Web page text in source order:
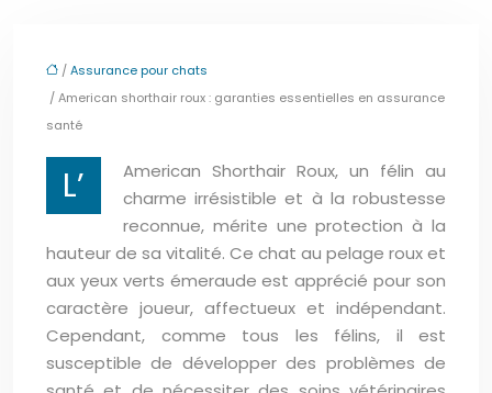
/Assurance pour chats
/ American shorthair roux : garanties essentielles en assurance
santé
L’
American Shorthair Roux, un félin au
charme irrésistible et à la robustesse
reconnue, mérite une protection à la
hauteur de sa vitalité. Ce chat au pelage roux et
aux yeux verts émeraude est apprécié pour son
caractère joueur, affectueux et indépendant.
Cependant, comme tous les félins, il est
susceptible de développer des problèmes de